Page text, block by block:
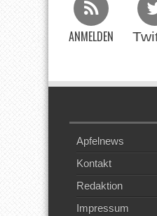
ANMELDEN
Apfelnews
Kontakt
Redaktion
Impressum